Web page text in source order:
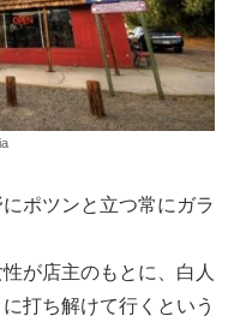
ポツンと立つ常にガラ
が店主のもとに、白人
打ち解けて行くという